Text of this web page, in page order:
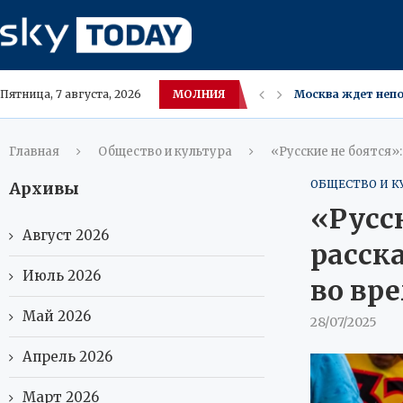
Пятница, 7 августа, 2026 МОЛНИЯ Москва ждет
Минфин
В
Москвичи и
Жара в Европе
Насибуллин-
Теледебаты
Отделят модули
Ожирение в
Главная Общество и культура «Русские не
ОБЩЕСТВО И
во
28/07/2025
Архивы
Август 2026
Июль 2026
Май 2026
Апрель 2026
Март 2026